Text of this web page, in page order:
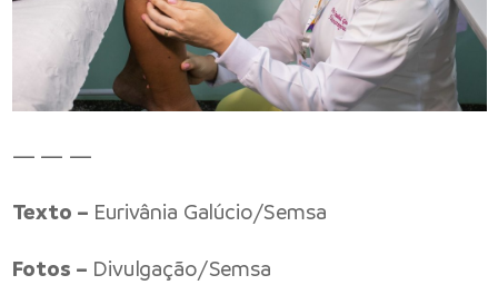
— — —
Texto – Eurivânia Galúcio/Semsa
Fotos – Divulgação/Semsa